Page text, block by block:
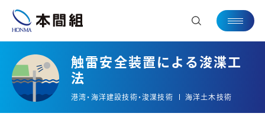
触雷安全装置による浚渫工
法
港湾・海洋建設技術・浚渫技術 海洋土木技術